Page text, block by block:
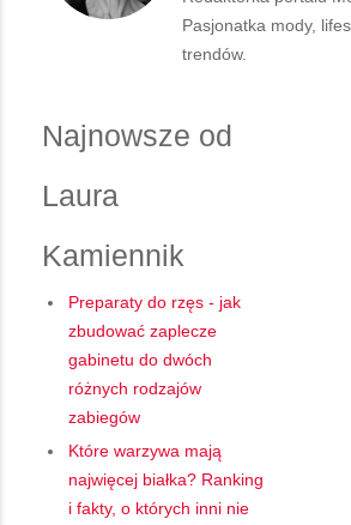
Pasjonatka mody,
trendów.
Najnowsze od
Laura
Kamiennik
Preparaty do rzęs - jak
zbudować zaplecze
gabinetu do dwóch
różnych rodzajów
zabiegów
Które warzywa mają
najwięcej białka? Ranking
i fakty, o których inni nie